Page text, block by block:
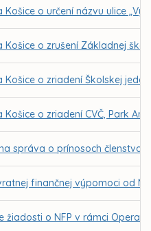
Košice o určení názvu ulice
Košice o zrušení Základnej
Košice o zriadení Školskej
Košice o zriadení CVČ, Park
správa o prínosoch členstva
finančnej výpomoci od
žiadosti o NFP v rámci